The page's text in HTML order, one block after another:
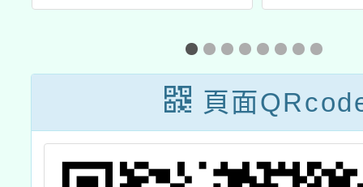
年度總統盃AI素
養爭霸賽」桃園
市教師培訓
畫字
音工
通動
頁面